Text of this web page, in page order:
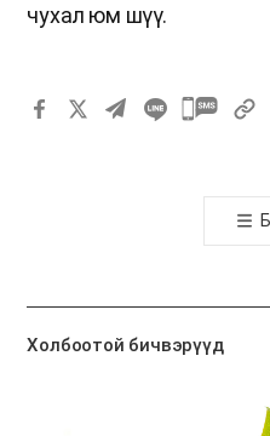
чухал юм шүү.
Холбоотой бичвэрүүд